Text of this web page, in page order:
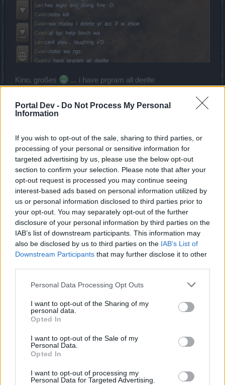
Portal Dev - Do Not Process My Personal
Information
If you wish to opt-out of the sale, sharing to third parties, or
processing of your personal or sensitive information for
targeted advertising by us, please use the below opt-out
section to confirm your selection. Please note that after your
opt-out request is processed you may continue seeing
interest-based ads based on personal information utilized by
us or personal information disclosed to third parties prior to
your opt-out. You may separately opt-out of the further
disclosure of your personal information by third parties on the
IAB’s list of downstream participants. This information may
also be disclosed by us to third parties on the IAB’s List of
Downstream Participants that may further disclose it to other
Personal Data Processing Opt Outs
I want to opt-out of the Sharing of my
personal data.
Opted In
I want to opt-out of the Sale of my
Personal Data.
Opted In
I want to opt-out of processing my
Personal Data for Targeted Advertising.
Kino, großes ... i have prgram all deelte
blinkstank,Shichisei 1 weiteren Person
Wernher65
Admiral des Forums
Ich lass euch mal ganz liebe Grüße da
4 Mai 2017
ULTRAPEINLICH undVikigefällt dies.
ags
Foren-Graf
tun? Sach ma wie gehts denn dem Rööhrich so.
LG
5 Mai 2017
Wernher65
Admiral des Forums
Ne bin aus Österreich.